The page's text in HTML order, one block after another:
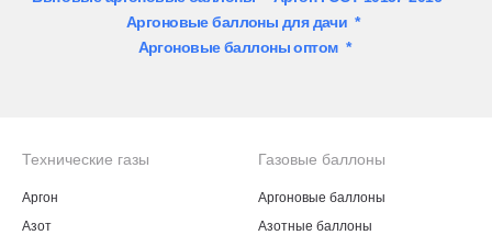
Аргоновые баллоны для дачи *
Аргоновые баллоны оптом*
Технические газы
Аргон
Азот
Газовые баллоны
Аргоновые баллоны
Азотные баллоны